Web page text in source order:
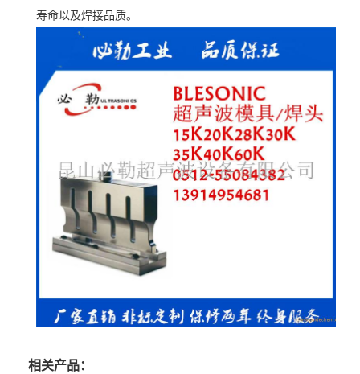
寿命以及焊接品质。
相关产品：